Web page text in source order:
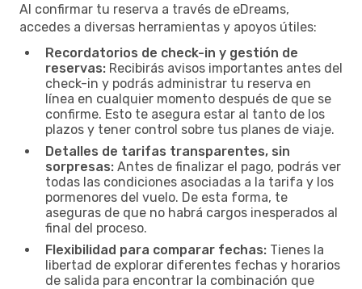
Al confirmar tu reserva a través de eDreams,
accedes a diversas herramientas y apoyos útiles:
Recordatorios de check-in y gestión de
reservas: Recibirás avisos importantes antes del
check-in y podrás administrar tu reserva en
línea en cualquier momento después de que se
confirme. Esto te asegura estar al tanto de los
plazos y tener control sobre tus planes de viaje.
Detalles de tarifas transparentes, sin
sorpresas: Antes de finalizar el pago, podrás ver
todas las condiciones asociadas a la tarifa y los
pormenores del vuelo. De esta forma, te
aseguras de que no habrá cargos inesperados al
final del proceso.
Flexibilidad para comparar fechas: Tienes la
libertad de explorar diferentes fechas y horarios
de salida para encontrar la combinación que